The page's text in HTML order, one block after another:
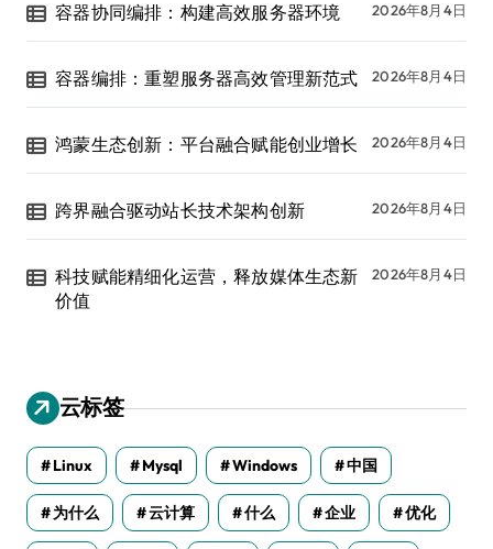
容器协同编排：构建高效服务器环境 2026年8月4日
容器编排：重塑服务器高效管理新范式 2026年8月4日
鸿蒙生态创新：平台融合赋能创业增长 2026年8月4日
跨界融合驱动站长技术架构创新 2026年8月4日
科技赋能精细化运营，释放媒体生态新
价值
2026年8月4日
云标签
Linux Mysql Windows 中国
为什么 云计算 什么 企业 优化